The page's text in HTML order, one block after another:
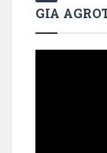
GIA